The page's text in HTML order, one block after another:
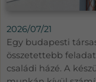
2026/07/21
Egy budapesti
összetettebb
családi házé. A